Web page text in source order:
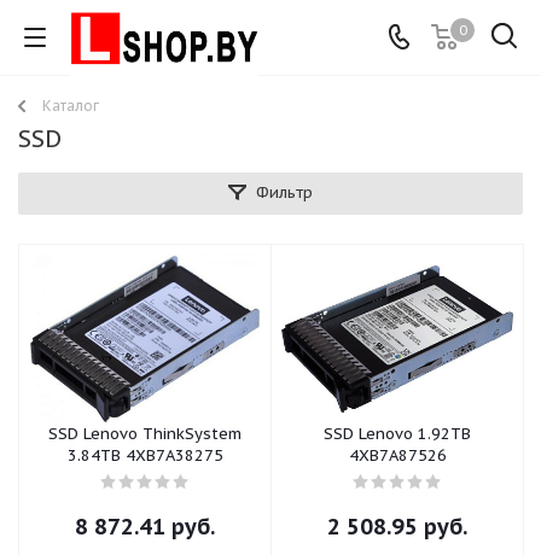
0
Каталог
SSD
Фильтр
SSD Lenovo ThinkSystem
3.84TB 4XB7A38275
8 872.41 руб.
SSD Lenovo 1.92TB
4XB7A87526
2 508.95 руб.